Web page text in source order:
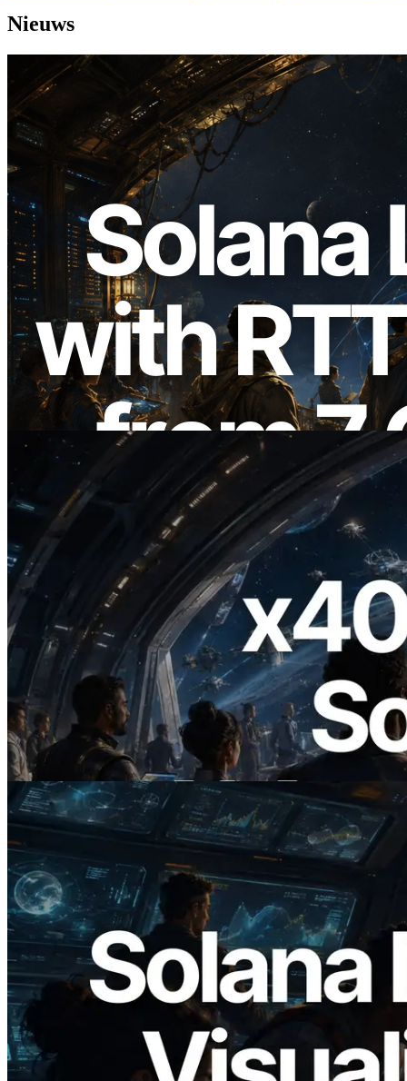
Nieuws
2026.08.05
ERPC Breidt Solana Leader Slot API Uit
met Pingmeting vanuit 7 Wereldwijde
Regio’s — Validators Information API
Ook Gelanceerd
Lees dit artikel
2026.07.04
ERPC Lanceert x402-Enabled Solana
RPC — Het Tijdperk Waarin AI Agents
On Demand Voor API's Betalen
Lees dit artikel
2026.05.24
Validators Solutions lanceert Solana
Block Analyzer — blockproductietijd per